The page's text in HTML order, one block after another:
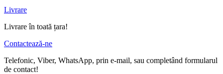
Livrare
Livrare în toată țara!
Contactează-ne
Telefonic, Viber, WhatsApp, prin e-mail, sau completând formularul
de contact!